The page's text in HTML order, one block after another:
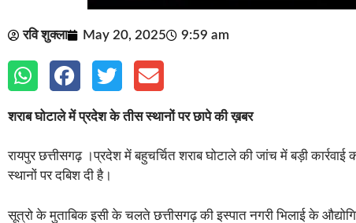
रवि शुक्ला May 20, 2025 9:59 am
शराब घोटाले में प्रदेश के तीस स्थानों पर छापे की ख़बर
रायपुर छत्तीसगढ़ ।प्रदेश में बहुचर्चित शराब घोटाले की जांच में बड़ी
स्थानों पर दबिश दी है।
सूत्रो के मुताबिक इसी के चलते छत्तीसगढ़ की इस्पात नगरी भिलाई के